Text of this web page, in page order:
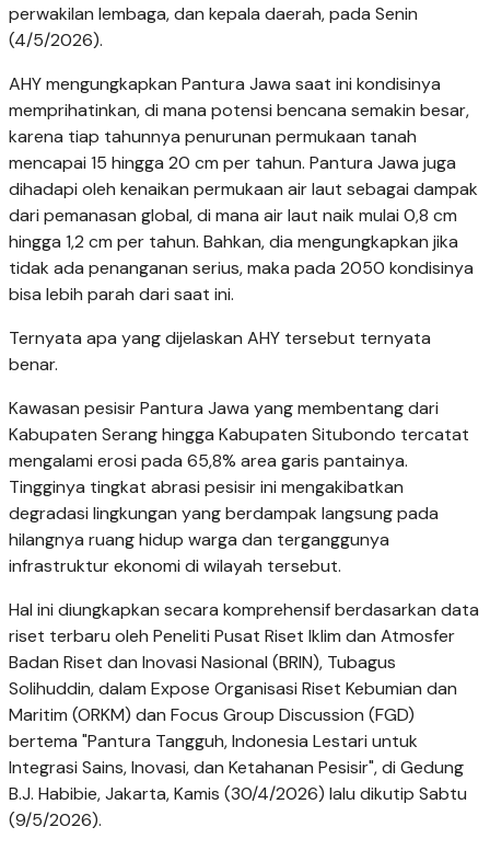
perwakilan lembaga, dan kepala daerah, pada Senin
(4/5/2026).
AHY mengungkapkan Pantura Jawa saat ini kondisinya
memprihatinkan, di mana potensi bencana semakin besar,
karena tiap tahunnya penurunan permukaan tanah
mencapai 15 hingga 20 cm per tahun. Pantura Jawa juga
dihadapi oleh kenaikan permukaan air laut sebagai dampak
dari pemanasan global, di mana air laut naik mulai 0,8 cm
hingga 1,2 cm per tahun. Bahkan, dia mengungkapkan jika
tidak ada penanganan serius, maka pada 2050 kondisinya
bisa lebih parah dari saat ini.
Ternyata apa yang dijelaskan AHY tersebut ternyata
benar.
Kawasan pesisir Pantura Jawa yang membentang dari
Kabupaten Serang hingga Kabupaten Situbondo tercatat
mengalami erosi pada 65,8% area garis pantainya.
Tingginya tingkat abrasi pesisir ini mengakibatkan
degradasi lingkungan yang berdampak langsung pada
hilangnya ruang hidup warga dan terganggunya
infrastruktur ekonomi di wilayah tersebut.
Hal ini diungkapkan secara komprehensif berdasarkan data
riset terbaru oleh Peneliti Pusat Riset Iklim dan Atmosfer
Badan Riset dan Inovasi Nasional (BRIN), Tubagus
Solihuddin, dalam Expose Organisasi Riset Kebumian dan
Maritim (ORKM) dan Focus Group Discussion (FGD)
bertema "Pantura Tangguh, Indonesia Lestari untuk
Integrasi Sains, Inovasi, dan Ketahanan Pesisir", di Gedung
B.J. Habibie, Jakarta, Kamis (30/4/2026) lalu dikutip Sabtu
(9/5/2026).